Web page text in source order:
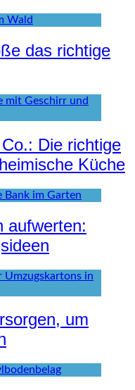
das richtige
Die richtige
Küche
aufwerten:
um